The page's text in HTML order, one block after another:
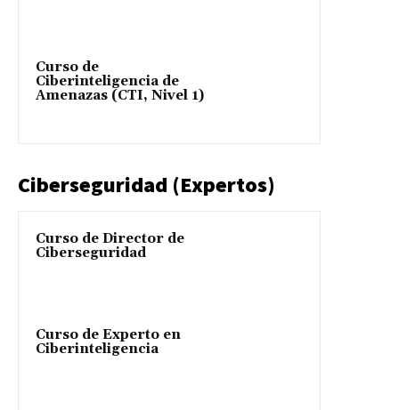
Curso de
Ciberinteligencia de
Amenazas (CTI, Nivel 1)
Ciberseguridad (Expertos)
Curso de Director de
Ciberseguridad
Curso de Experto en
Ciberinteligencia